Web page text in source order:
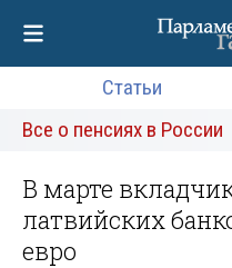
Статьи
Все о пенсиях в России
В марте
латвийских
евро